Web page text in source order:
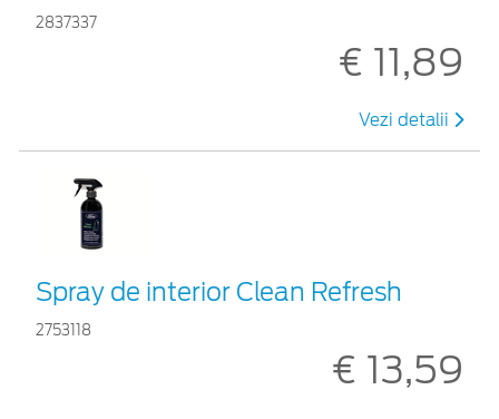
2837337
€ 11,89
Vezi detalii
Spray de interior Clean Refresh
2753118
€ 13,59